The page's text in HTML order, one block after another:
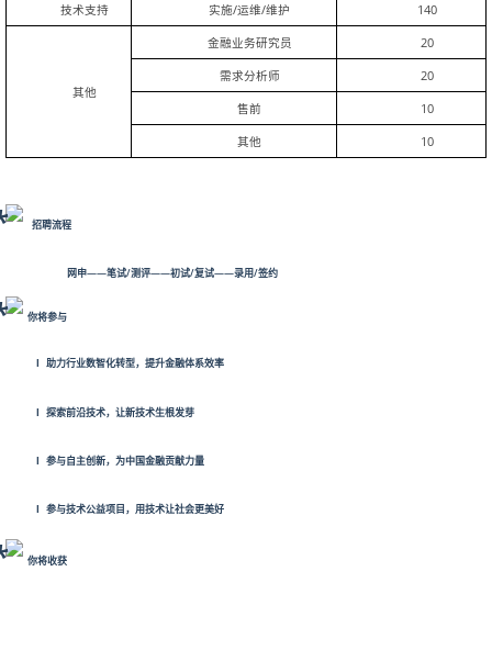
技术支持 实施/运维/维护 140
其他
金融业务研究员 20
需求分析师 20
售前 10
其他 10
招聘流程
网申——笔试/测评——初试/复试——录用/签约
你将参与
l助力行业数智化转型，提升金融体系效率
l探索前沿技术，让新技术生根发芽
l参与自主创新，为中国金融贡献力量
l参与技术公益项目，用技术让社会更美好
你将收获